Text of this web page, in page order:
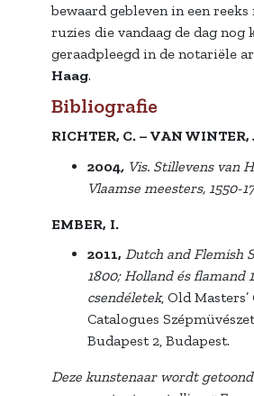
bewaard gebleven in een
ruzies die vandaag de dag nog
geraadpleegd in de notariële
Haag.
Bibliografie
RICHTER, C. – VAN WINTER,
2004,Vis. Stillevens van
Vlaamse meesters, 1550-
EMBER, I.
2011, Dutch and Flemish
1800; Holland és flamand
csendéletek, Old
Catalogues
Budapest 2, Budapest.
Deze kunstenaar wordt